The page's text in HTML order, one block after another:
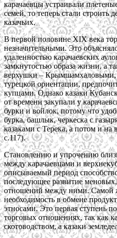
карачаевцы устраивали
семей, то теперь стали строить
казачьих.
В первой половине XIX века
незначительными. Это
удаленностью карачаевских
замкнутостью образа жизни, а
верхушки – Крымшамхаловыми,
турецкой ориентации,
купцами. Однако казаки
от времени закупали у
бурки и войлок, потому что
бурка, башлык, черкеска с
казаками с Терека, а потом и на
с.117).
Становлению и упрочению
между карачаевцами и
описываемый период
последующее развитие
отношений между ними. Самой
необходимость в обмене
этносами. Это первая ступень
торговых отношениях, так как
скотоводством, а казаки